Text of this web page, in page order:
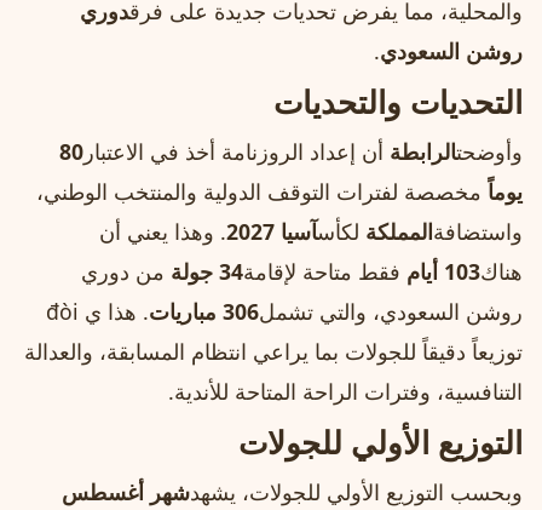
والمحلية، مما يفرض تحديات جديدة على فرقدوري
روشن السعودي.
التحديات والتحديات
وأوضحتالرابطة أن إعداد الروزنامة أخذ في الاعتبار 80
يوماً مخصصة لفترات التوقف الدولية والمنتخب الوطني،
واستضافةالمملكة لكأسآسيا 2027
. وهذا يعني أن
هناك103 أيام فقط متاحة لإقامة34 جولة
من دوري
روشن السعودي، والتي تشمل306 مباريات
. هذا ي đòi
توزيعاً دقيقاً للجولات بما يراعي انتظام المسابقة، والعدالة
التنافسية، وفترات الراحة المتاحة للأندية.
التوزيع الأولي للجولات
وبحسب التوزيع الأولي للجولات، يشهدشهر أغسطس